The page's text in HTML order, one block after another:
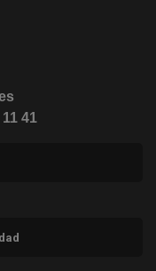
en ventana nueva)
41